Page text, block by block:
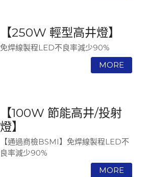
【250W 輕型高井燈】
免焊線製程LED不良率減少90%
【100W 節能高井/投射
燈】
【通過商檢BSMI】免焊線製程LED不
良率減少90%